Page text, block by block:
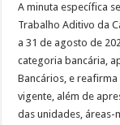
A minuta específica
Trabalho Aditivo da
a 31 de agosto de
categoria bancária,
Bancários, e
vigente, além de
das unidades,